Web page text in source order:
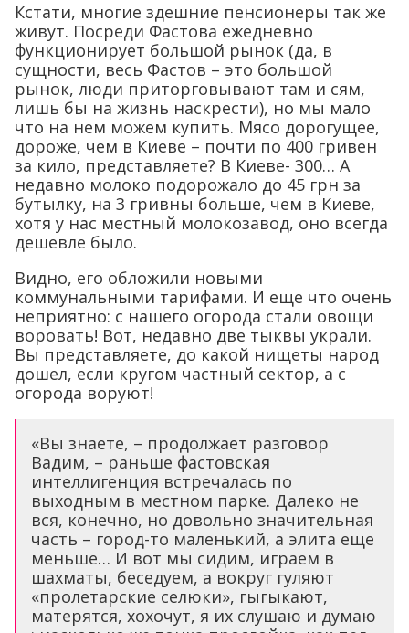
Кстати, многие здешние пенсионеры так же
живут. Посреди Фастова ежедневно
функционирует большой рынок (да, в
сущности, весь Фастов – это большой
рынок, люди приторговывают там и сям,
лишь бы на жизнь наскрести), но мы мало
что на нем можем купить. Мясо дорогущее,
дороже, чем в Киеве – почти по 400 гривен
за кило, представляете? В Киеве- 300… А
недавно молоко подорожало до 45 грн за
бутылку, на 3 гривны больше, чем в Киеве,
хотя у нас местный молокозавод, оно всегда
дешевле было.
Видно, его обложили новыми
коммунальными тарифами. И еще что очень
неприятно: с нашего огорода стали овощи
воровать! Вот, недавно две тыквы украли.
Вы представляете, до какой нищеты народ
дошел, если кругом частный сектор, а с
огорода воруют!
«Вы знаете, – продолжает разговор
Вадим, – раньше фастовская
интеллигенция встречалась по
выходным в местном парке. Далеко не
вся, конечно, но довольно значительная
часть – город-то маленький, а элита еще
меньше… И вот мы сидим, играем в
шахматы, беседуем, а вокруг гуляют
«пролетарские селюки», гыгыкают,
матерятся, хохочут, я их слушаю и думаю